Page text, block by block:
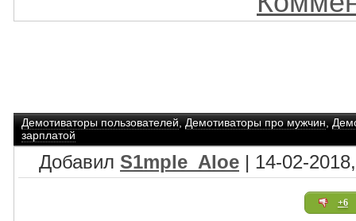
Демотиваторы пользователей,Демотиваторы про мужчин,
зарплатой
Добавил S1mple_Aloe | 14-02-
+6